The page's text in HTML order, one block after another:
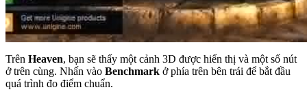
Trên Heaven, bạn sẽ thấy một cảnh 3D được hiển thị và một số nút
ở trên cùng. Nhấn vào Benchmark ở phía trên bên trái để bắt đầu
quá trình đo điểm chuẩn.